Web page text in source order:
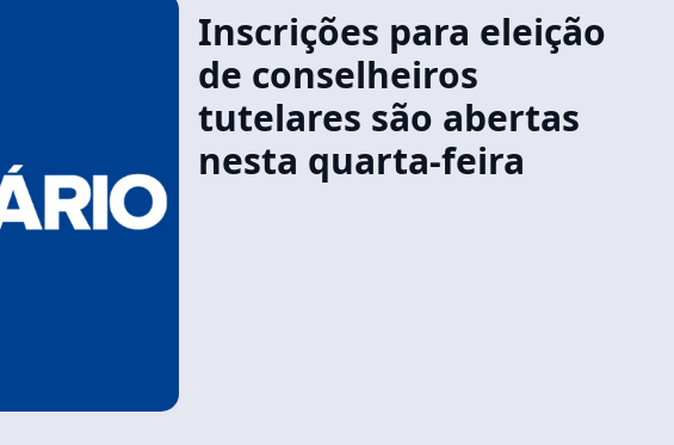
Inscrições para eleição
de conselheiros
tutelares são abertas
nesta quarta-feira